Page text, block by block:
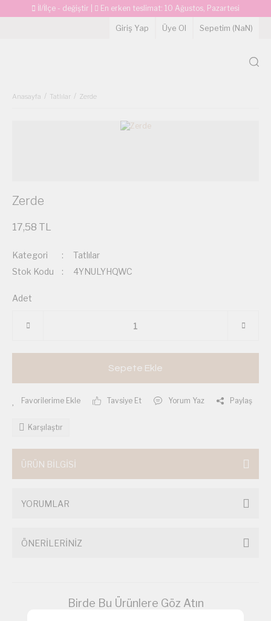
İl/İlçe - değiştir En erken teslimat: 10 Ağustos, Pazartesi
Giriş Yap Üye Ol Sepetim (NaN)
Anasayfa Tatlılar Zerde
Zerde
17,58 TL
Kategori
Tatlılar
Stok Kodu
4YNULYHQWC
Adet
Sepete Ekle
Tavsiye Et Yorum Yaz Paylaş
Karşılaştır
ÜRÜN BİLGİSİ
YORUMLAR
ÖNERİLERİNİZ
Birde Bu Ürünlere Göz Atın